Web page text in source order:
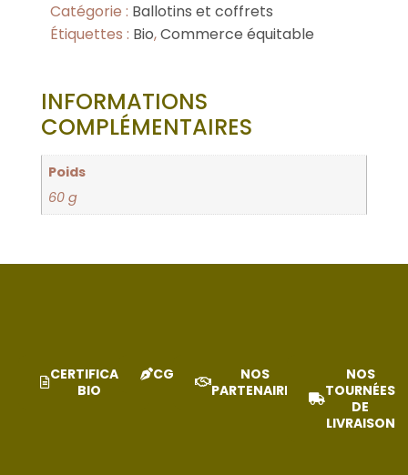
Catégorie : Ballotins et coffrets
Étiquettes : Bio,Commerce équitable
INFORMATIONS
COMPLÉMENTAIRES
Poids
60 g
CERTIFICAT
BIO
CGV
NOS
PARTENAIRES
NOS
TOURNÉES
DE
LIVRAISON